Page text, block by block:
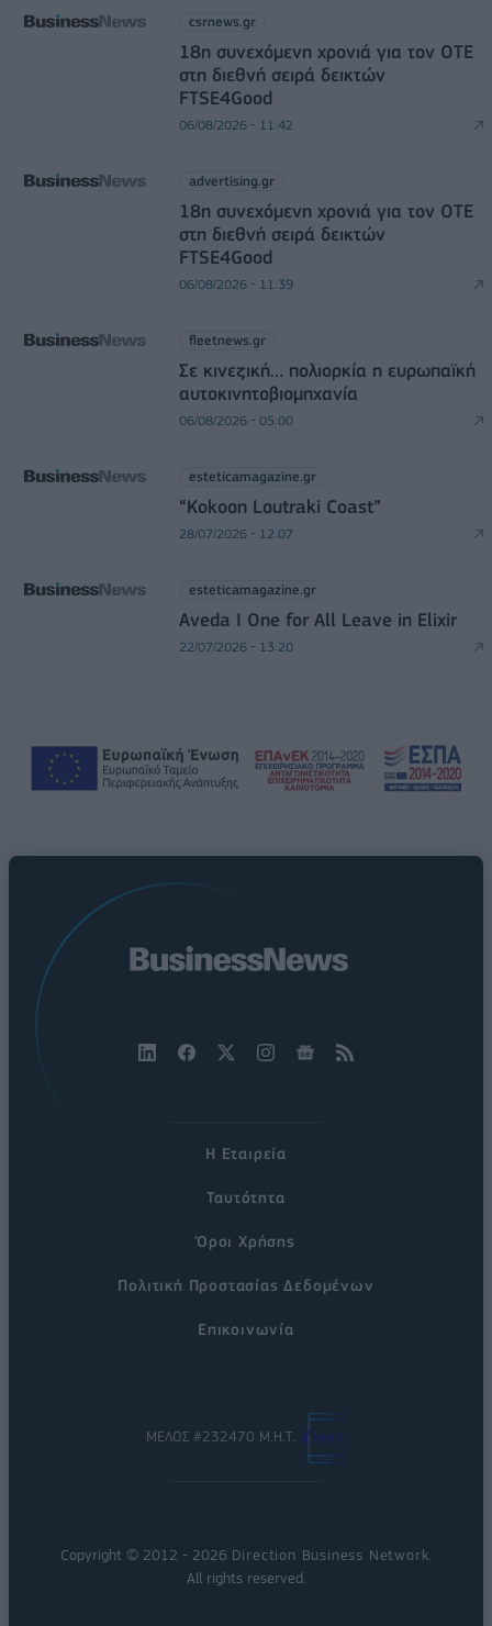
csrnews.gr
18η συνεχόμενη χρονιά για τον ΟΤΕ
στη διεθνή σειρά δεικτών
FTSE4Good
06/08/2026 - 11:42
advertising.gr
18η συνεχόμενη χρονιά για τον ΟΤΕ
στη διεθνή σειρά δεικτών
FTSE4Good
06/08/2026 - 11:39
fleetnews.gr
Σε κινεζική… πολιορκία η ευρωπαϊκή
αυτοκινητοβιομηχανία
06/08/2026 - 05:00
esteticamagazine.gr
“Kokoon Loutraki Coast”
28/07/2026 - 12:07
esteticamagazine.gr
Aveda I One for All Leave in Elixir
22/07/2026 - 13:20
Η Εταιρεία
Ταυτότητα
Όροι Χρήσης
Πολιτική Προστασίας Δεδομένων
Επικοινωνία
ΜΕΛΟΣ #232470 Μ.Η.Τ.
Copyright © 2012 - 2026 Direction Business Network
All rights reserved.